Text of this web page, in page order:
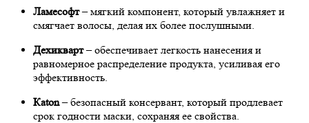
Ламесофт– мягкий компонент, который увлажняет и
смягчает волосы, делая их более послушными.
Дехикварт– обеспечивает легкость нанесения и
равномерное распределение продукта, усиливая его
эффективность.
Кaton– безопасный консервант, который продлевает
срок годности маски, сохраняя ее свойства.